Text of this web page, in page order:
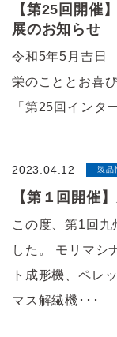
【第25回開催
展のお知らせ
令和5年5月吉日
栄のこととお喜
「第25回インタ
2023.04.12 製品
【第１回開催
この度、第1回
した。 モリマシ
ト成形機、ペレ
マス解繊機･･･